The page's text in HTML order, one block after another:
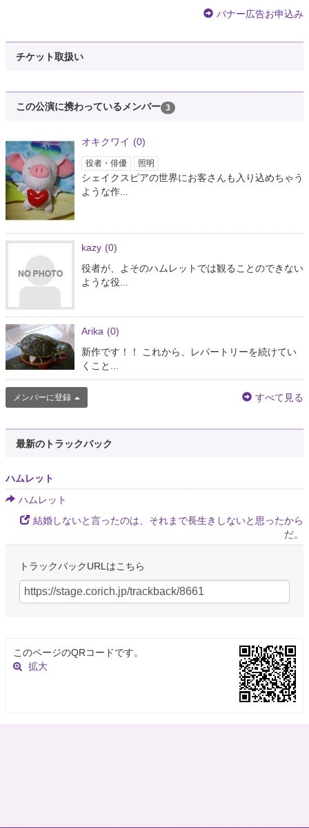
バナー広告お申込み
チケット取扱い
この公演に携わっているメンバー 3
オキクワイ (0)
役者・俳優 照明
シェイクスピアの世界にお客さんも入り込めちゃう
ような作...
kazy (0)
役者が、よそのハムレットでは観ることのできない
ような役...
Arika (0)
新作です！！ これから、レパートリーを続けてい
くこと...
メンバーに登録 すべて見る
最新のトラックバック
ハムレット
ハムレット
結婚しないと言ったのは、それまで長生きしないと思ったから
だ。
トラックバックURLはこちら
このページのQRコードです。
拡大